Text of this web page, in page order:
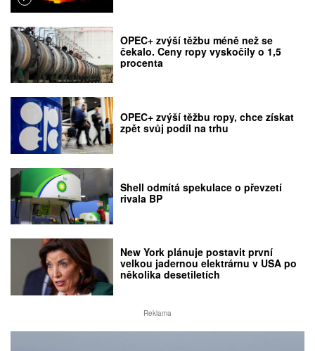
OPEC+ zvýší těžbu méně než se
čekalo. Ceny ropy vyskočily o 1,5
procenta
OPEC+ zvýší těžbu ropy, chce získat
zpět svůj podíl na trhu
Shell odmítá spekulace o převzetí
rivala BP
New York plánuje postavit první
velkou jadernou elektrárnu v USA po
několika desetiletích
Reklama